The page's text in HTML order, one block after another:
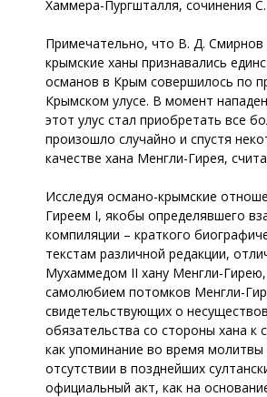
Хаммера-Пургшталля, сочинения
Примечательно, что В. Д.
крымские ханы признавались
османов в Крым совершилось по
Крымском улусе. В момент
этот улус стал приобретать все
произошло случайно и спустя
качестве хана Менгли-Гирея,
Исследуя османо-крымские
Гиреем I, якобы определявшего
компиляции – краткого
текстам различной редакции,
Мухаммедом II хану Менгли-
самолюбием потомков Менгли-
свидетельствующих о
обязательства со стороны хана к
как упоминание во время
отсутствии в позднейших
официальный акт, как на